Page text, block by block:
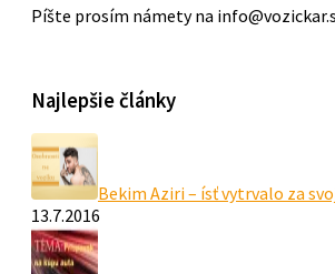
Píšte prosím námety na
Najlepšie články
Bekim Aziri – ísť vytrvalo za
13.7.2016